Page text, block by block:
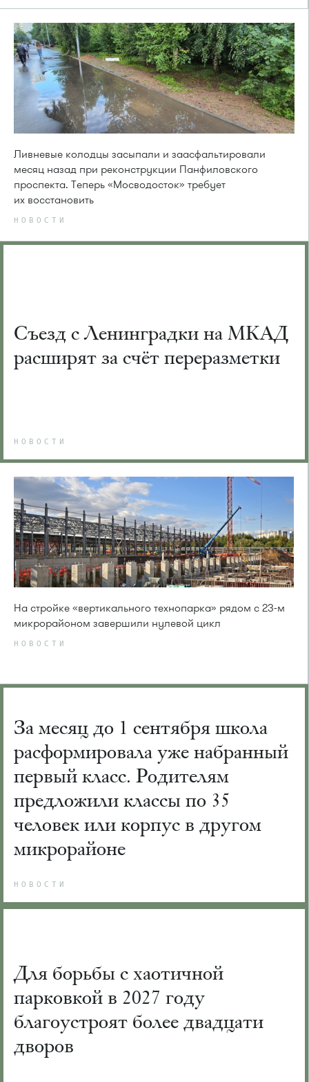
Ливневые колодцы засыпали и заасфальтировали
месяц назад при реконструкции Панфиловского
проспекта. Теперь «Мосводосток» требует
их восстановить
НОВОСТИ
Съезд с Ленинградки на МКАД
расширят за счёт переразметки
НОВОСТИ
На стройке «вертикального технопарка» рядом с 23-м
микрорайоном завершили нулевой цикл
НОВОСТИ
За месяц до 1 сентября школа
расформировала уже набранный
первый класс. Родителям
предложили классы по 35
человек или корпус в другом
микрорайоне
НОВОСТИ
Для борьбы с хаотичной
парковкой в 2027 году
благоустроят более двадцати
дворов